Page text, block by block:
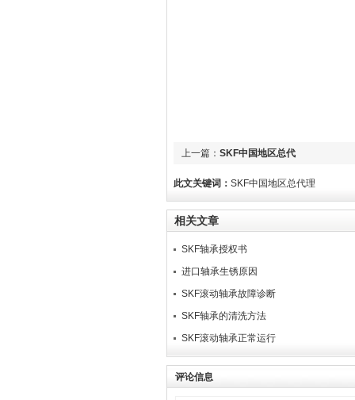
上一篇： SKF中国地区总代
此文关键词： SKF中国地区总代理
相关文章
SKF轴承授权书
进口轴承生锈原因
SKF滚动轴承故障诊断
SKF轴承的清洗方法
SK​F滚动轴承正常运行
评论信息